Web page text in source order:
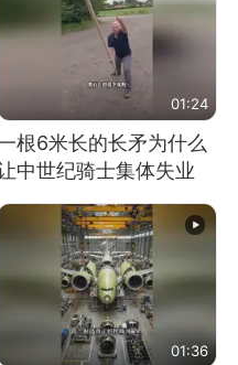
01:24
根6米长的长矛为什么
中世纪骑士集体失业
01:36